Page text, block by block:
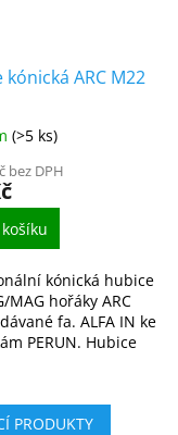
kónická ARC M22
(>5 ks)
bez DPH
kónická hubice
MAG hořáky ARC
fa. ALFA IN ke
PERUN. Hubice
PRODUKTY